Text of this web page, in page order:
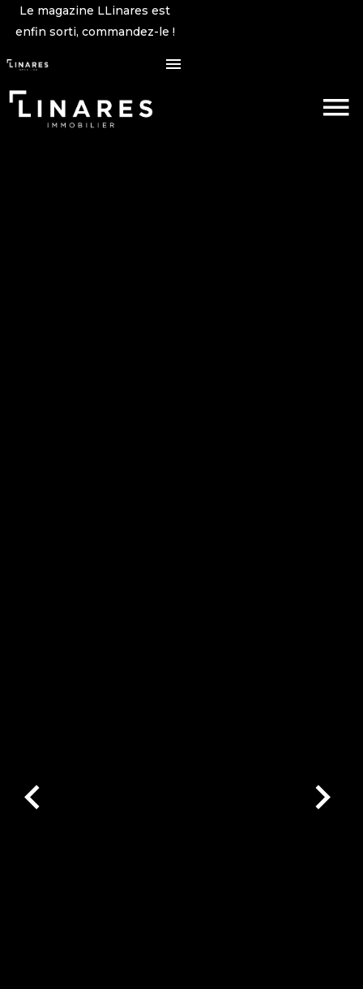
Le magazine LLinares est
enfin sorti, commandez-le !